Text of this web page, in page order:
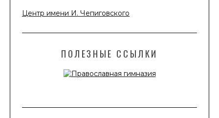
Центр имени И. Чепиговского
ПОЛЕЗНЫЕ ССЫЛКИ